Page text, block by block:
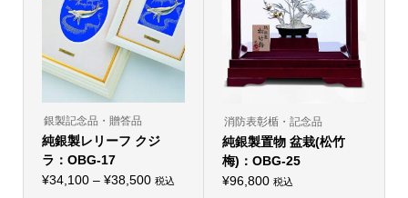
銀製記念品・贈答品
純銀製レリーフ クジ
ラ：OBG-17
¥34,100 – ¥38,500価税込
消防表彰楯・記念品
純銀製置物 盆栽(松竹
梅)：OBG-25
¥96,800 税込